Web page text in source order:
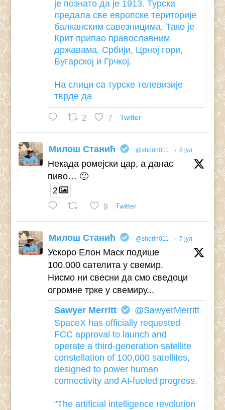
је познато да је 1913. Турска
предала све европске територије
балканским савезницима. Тако је
Крит припао православним
државама. Србији, Црној гори,
Бугарској и Грчкој.
На слици са турске телевизије
тврде да
2 7 Twitter
Милош Станић @shorin011 · 8 јул
Некада ромејски цар, а данас
пиво… 🙂
2
9 Twitter
Милош Станић @shorin011 · 7 јул
Ускоро Елон Маск подише
100.000 сателита у свемир.
Нисмо ни свесни да смо сведоци
огромне трке у свемиру...
Sawyer Merritt
@SawyerMerritt
SpaceX has officially requested
FCC approval to launch and
operate a third-generation satellite
constellation of 100,000 satellites,
designed to power human
connectivity and AI-fueled progress.
"The artificial intelligence revolution